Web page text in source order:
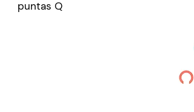
puntas Q